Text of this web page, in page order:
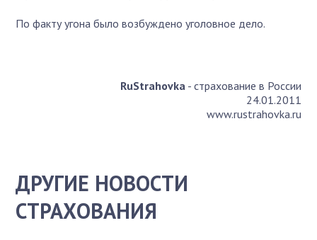
По факту угона было возбуждено уголовное дело.
RuStrahovka- страхование в России
24.01.2011
www.rustrahovka.ru
ДРУГИЕ НОВОСТИ
СТРАХОВАНИЯ